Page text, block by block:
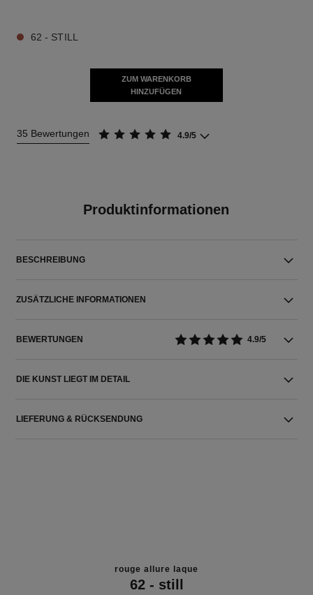
62 - STILL
ZUM WARENKORB
HINZUFÜGEN
35 Bewertungen 4.9/5
Produktinformationen
BESCHREIBUNG
ZUSÄTZLICHE INFORMATIONEN
BEWERTUNGEN 4.9/5
DIE KUNST LIEGT IM DETAIL
LIEFERUNG & RÜCKSENDUNG
rouge allure laque
62 - still